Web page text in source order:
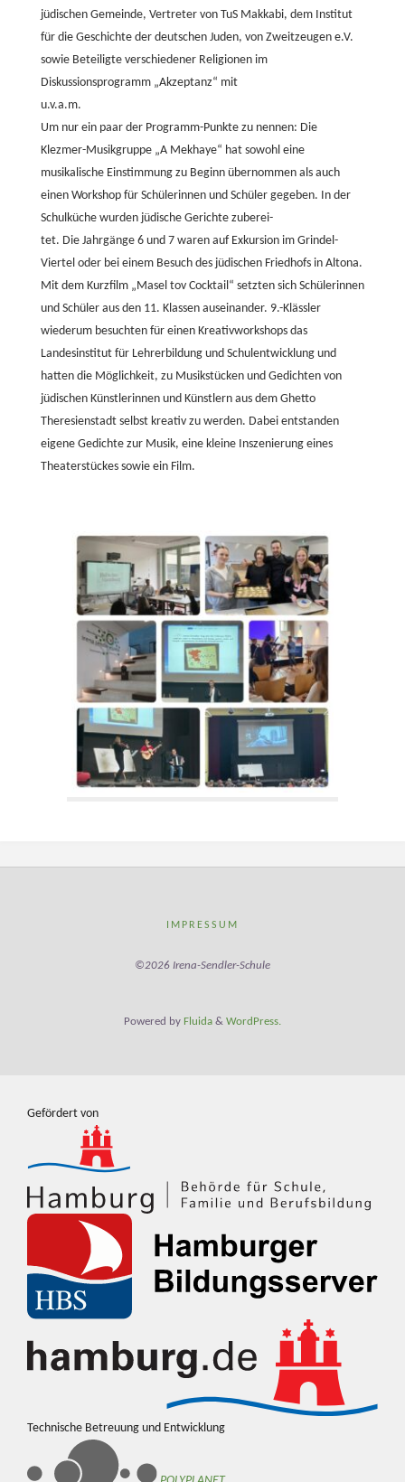
jüdischen Gemeinde, Vertreter von TuS Makkabi, dem Institut
für die Geschichte der deutschen Juden, von Zweitzeugen e.V.
sowie Beteiligte verschiedener Religionen im
Diskussionsprogramm „Akzeptanz“ mit
u.v.a.m.
Um nur ein paar der Programm-Punkte zu nennen: Die
Klezmer-Musikgruppe „A Mekhaye“ hat sowohl eine
musikalische Einstimmung zu Beginn übernommen als auch
einen Workshop für Schülerinnen und Schüler gegeben. In der
Schulküche wurden jüdische Gerichte zuberei-
tet. Die Jahrgänge 6 und 7 waren auf Exkursion im Grindel-
Viertel oder bei einem Besuch des jüdischen Friedhofs in Altona.
Mit dem Kurzfilm „Masel tov Cocktail“ setzten sich Schülerinnen
und Schüler aus den 11. Klassen auseinander. 9.-Klässler
wiederum besuchten für einen Kreativworkshops das
Landesinstitut für Lehrerbildung und Schulentwicklung und
hatten die Möglichkeit, zu Musikstücken und Gedichten von
jüdischen Künstlerinnen und Künstlern aus dem Ghetto
Theresienstadt selbst kreativ zu werden. Dabei entstanden
eigene Gedichte zur Musik, eine kleine Inszenierung eines
Theaterstückes sowie ein Film.
IMPRESSUM
©2026 Irena-Sendler-Schule
Powered by Fluida & WordPress.
Gefördert von
Technische Betreuung und Entwicklung